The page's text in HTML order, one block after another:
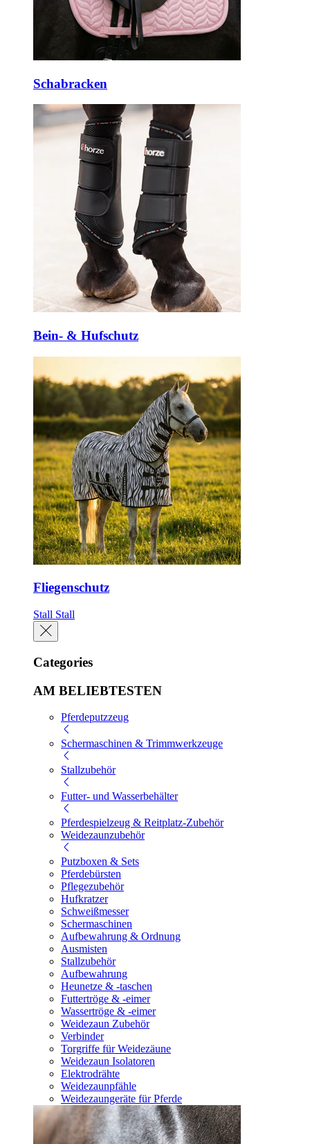
Schabracken
Bein- & Hufschutz
Fliegenschutz
Stall Stall
Categories
AM BELIEBTESTEN
Pferdeputzzeug
Schermaschinen & Trimmwerkzeuge
Stallzubehör
Futter- und Wasserbehälter
Pferdespielzeug & Reitplatz-Zubehör
Weidezaunzubehör
Putzboxen & Sets
Pferdebürsten
Pflegezubehör
Hufkratzer
Schweißmesser
Schermaschinen
Aufbewahrung & Ordnung
Ausmisten
Stallzubehör
Aufbewahrung
Heunetze & -taschen
Futtertröge & -eimer
Wassertröge & -eimer
Weidezaun Zubehör
Verbinder
Torgriffe für Weidezäune
Weidezaun Isolatoren
Elektrodrähte
Weidezaunpfähle
Weidezaungeräte für Pferde